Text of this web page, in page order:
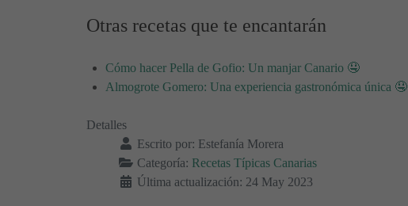
Otras recetas que te encantarán
Cómo hacer Pella de Gofio: Un manjar Canario 🤤
Almogrote Gomero: Una experiencia gastronómica única 🤤
Detalles
Escrito por: Estefanía Morera
Categoría: Recetas Típicas Canarias
Última actualización: 24 May 2023